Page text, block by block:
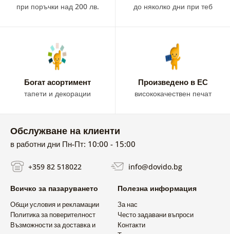
при поръчки над 200 лв. до няколко дни при теб
Богат асортимент
тапети и декорации
Произведено в ЕС
висококачествен печат
Обслужване на клиенти
в работни дни Пн-Пт: 10:00 - 15:00
+359 82 518022 info@dovido.bg
Всичко за пазаруването
Общи условия и рекламации
Политика за поверителност
Възможности за доставка и
Полезна информация
За нас
Често задавани въпроси
Контакти